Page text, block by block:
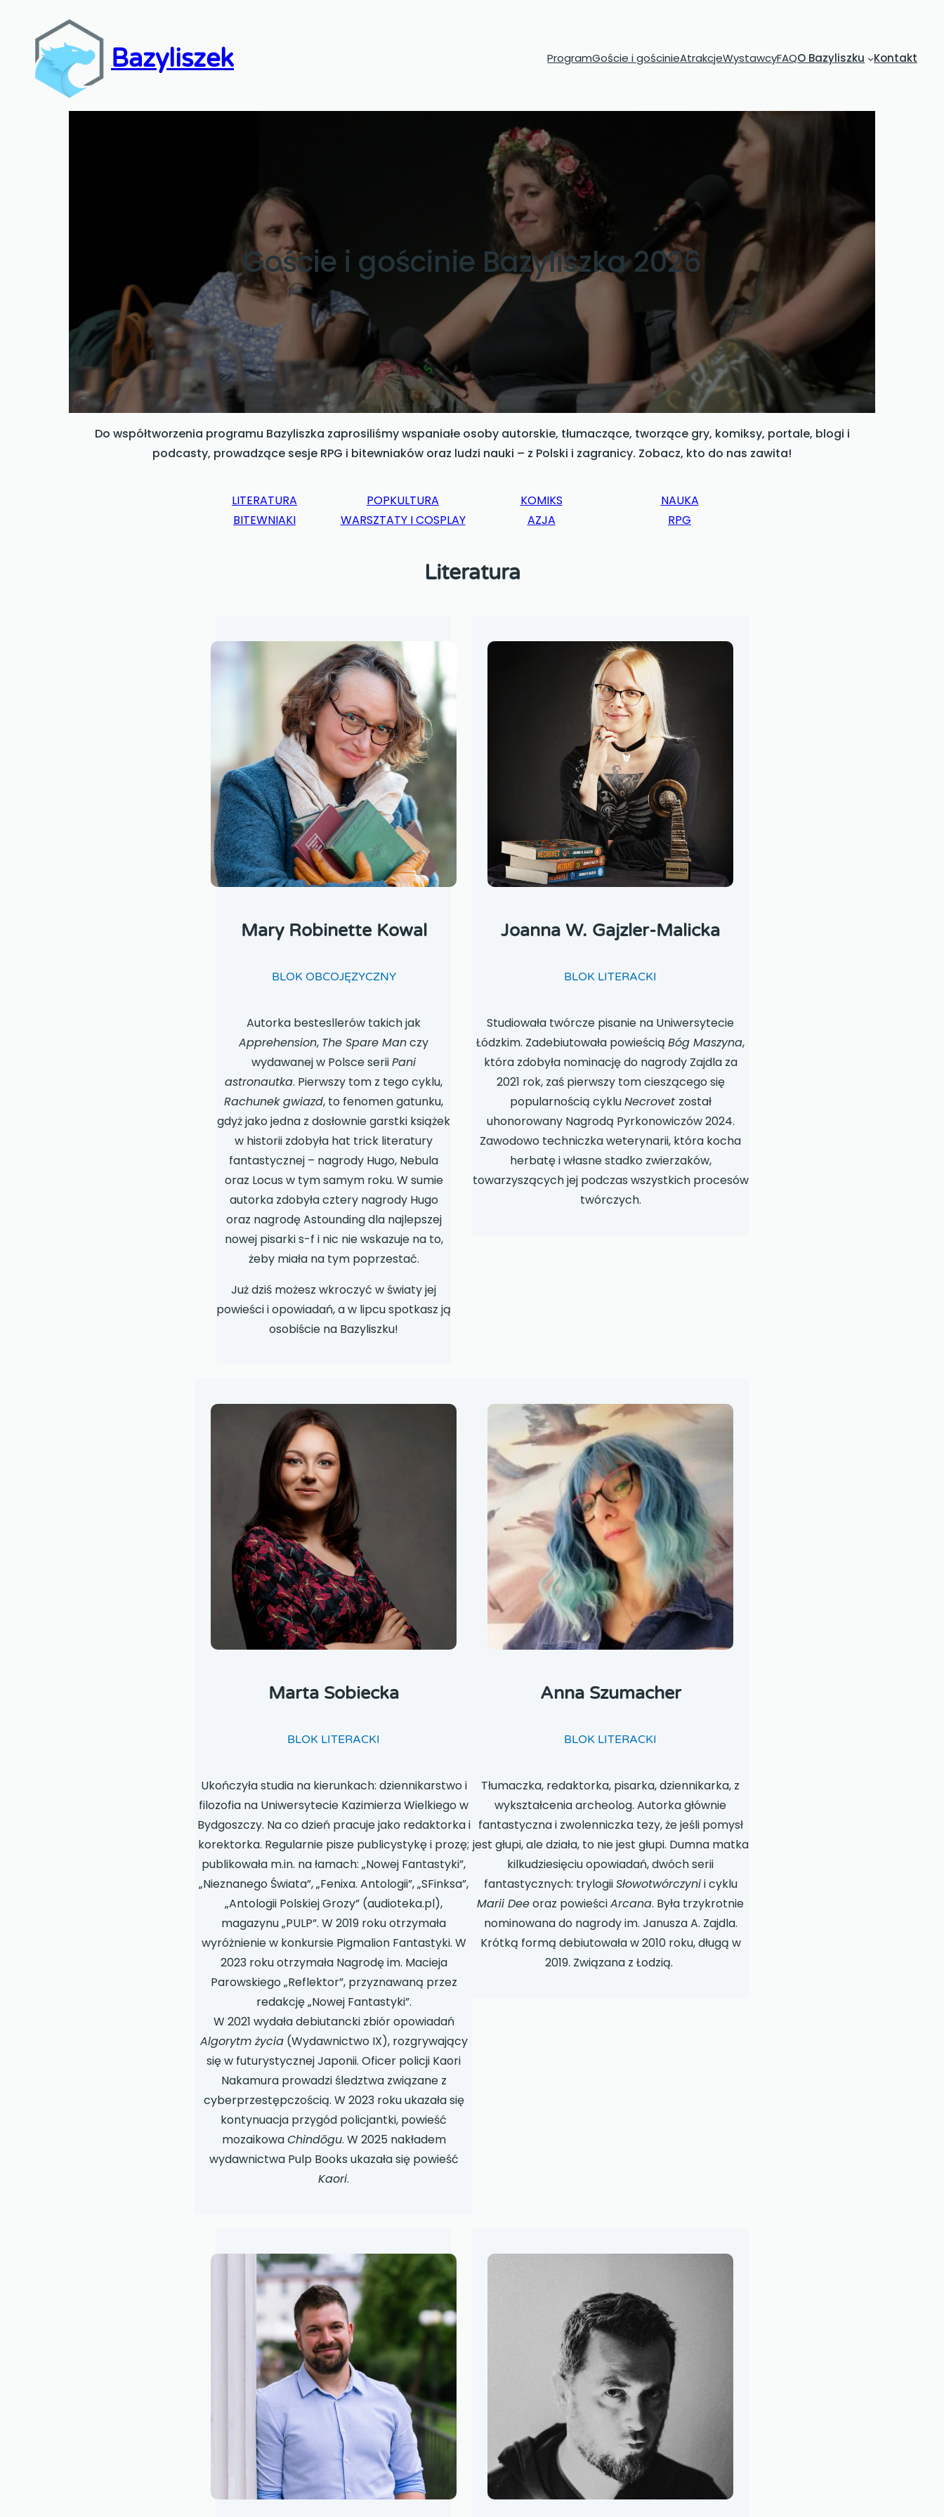
Bazyliszek ProgramGoście i gościnieAtrakcjeWystawcyFAQO Bazyliszku Kontakt
Goście i gościnie Bazyliszka 2026
Do współtworzenia programu Bazyliszka zaprosiliśmy wspaniałe osoby autorskie, tłumaczące, tworzące gry, komiksy, portale, blogi i
podcasty, prowadzące sesje RPG i bitewniaków oraz ludzi nauki – z Polski i zagranicy. Zobacz, kto do nas zawita!
LITERATURA POPKULTURA KOMIKS
NAUKA
BITEWNIAKI
WARSZTATY I COSPLAY AZJA RPG
Literatura
Mary Robinette Kowal
BLOK OBCOJĘZYCZNY
Autorka bestesllerów takich jak
Apprehension, The Spare Manczy
wydawanej w Polsce seriiPani
astronautka. Pierwszy tom z tego cyklu,
Rachunek gwiazd, to fenomen gatunku,
gdyż jako jedna z dosłownie garstki książek
w historii zdobyła hat trick literatury
fantastycznej – nagrody Hugo, Nebula
oraz Locus w tym samym roku. W sumie
autorka zdobyła cztery nagrody Hugo
oraz nagrodę Astounding dla najlepszej
nowej pisarki s-f i nic nie wskazuje na to,
żeby miała na tym poprzestać.
Już dziś możesz wkroczyć w światy jej
powieści i opowiadań, a w lipcu spotkasz ją
osobiście na Bazyliszku!
Joanna W. Gajzler-Malicka
BLOK LITERACKI
Studiowała twórcze pisanie na Uniwersytecie
Łódzkim. Zadebiutowała powieścią Bóg Maszyna,
która zdobyła nominację do nagrody Zajdla za
2021 rok, zaś pierwszy tom cieszącego się
popularnością cykluNecrovet został
uhonorowany Nagrodą Pyrkonowiczów 2024.
Zawodowo techniczka weterynarii, która kocha
herbatę i własne stadko zwierzaków,
towarzyszących jej podczas wszystkich procesów
twórczych.
Marta Sobiecka
BLOK LITERACKI
Ukończyła studia na kierunkach: dziennikarstwo i
filozofia na Uniwersytecie Kazimierza Wielkiego w
Bydgoszczy. Na co dzień pracuje jako redaktorka i
korektorka. Regularnie pisze publicystykę i prozę;
publikowała m.in. na łamach: „Nowej Fantastyki”,
„Nieznanego Świata”, „Fenixa. Antologii”, „SFinksa”,
„Antologii Polskiej Grozy” (audioteka.pl),
magazynu „PULP”. W 2019 roku otrzymała
wyróżnienie w konkursie Pigmalion Fantastyki. W
2023 roku otrzymała Nagrodę im. Macieja
Parowskiego „Reflektor”, przyznawaną przez
redakcję „Nowej Fantastyki”.
W 2021 wydała debiutancki zbiór opowiadań
Algorytm życia(Wydawnictwo IX), rozgrywający
się w futurystycznej Japonii. Oficer policji Kaori
Nakamura prowadzi śledztwa związane z
cyberprzestępczością. W 2023 roku ukazała się
kontynuacja przygód policjantki, powieść
mozaikowaChindōgu. W 2025 nakładem
wydawnictwa Pulp Books ukazała się powieść
Kaori.
Anna Szumacher
BLOK LITERACKI
Tłumaczka, redaktorka, pisarka, dziennikarka, z
wykształcenia archeolog. Autorka głównie
fantastyczna i zwolenniczka tezy, że jeśli pomysł
jest głupi, ale działa, to nie jest głupi. Dumna matka
kilkudziesięciu opowiadań, dwóch serii
fantastycznych: trylogiiSłowotwórczynii cyklu
Marii Deeoraz powieściArcana. Była trzykrotnie
nominowana do nagrody im. Janusza A. Zajdla.
Krótką formą debiutowała w 2010 roku, długą w
2019. Związana z Łodzią.